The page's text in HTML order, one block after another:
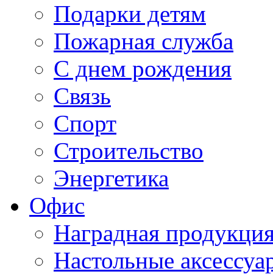
Подарки детям
Пожарная служба
С днем рождения
Связь
Спорт
Строительство
Энергетика
Офис
Наградная
Настольные